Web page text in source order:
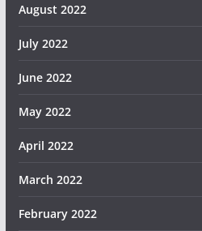
August 2022
July 2022
June 2022
May 2022
April 2022
March 2022
February 2022